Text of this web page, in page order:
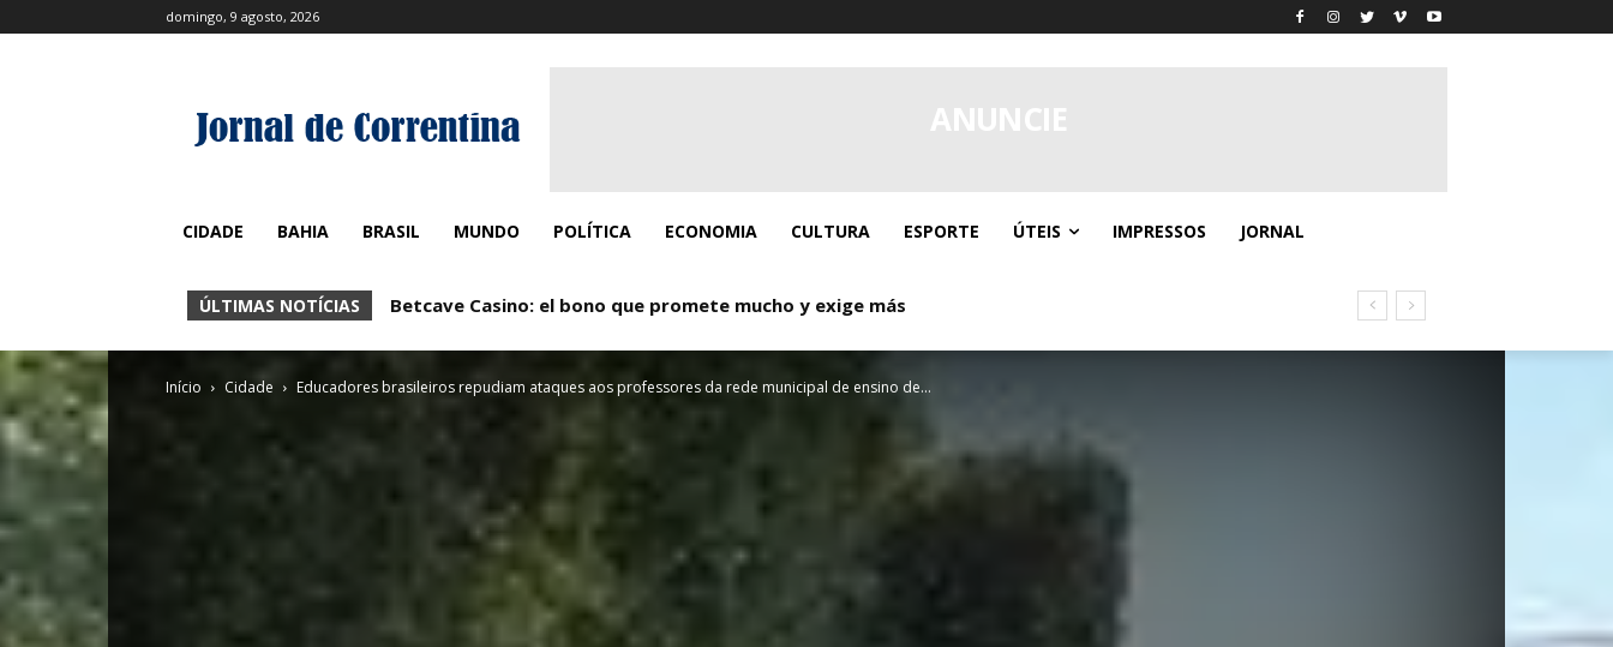
domingo, 9 agosto, 2026
CIDADE BAHIA BRASIL MUNDO POLÍTICA ECONOMIA CULTURA ESPORTE ÚTEIS IMPRESSOS JORNAL
ÚLTIMAS NOTÍCIAS Betcave Casino: el bono que promete mucho y exige más
Betcave Casino: Donde los giros gratis y el caos controlado se dan la mano
Início Cidade Educadores brasileiros repudiam ataques aos professores da rede municipal de ensino de...